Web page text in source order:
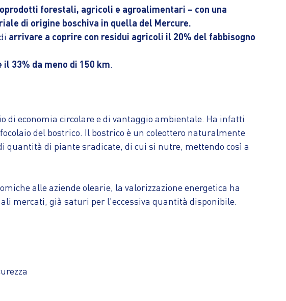
forestali, agricoli e agroalimentari – con una
di origine boschiva in quella del Mercure.
arrivare a coprire con residui agricoli il 20% del fabbisogno
33% da meno di 150 km.
di economia circolare e di vantaggio ambientale. Ha infatti
del bostrico. Il bostrico è un coleottero naturalmente
quantità di piante sradicate, di cui si nutre, mettendo così a
alle aziende olearie, la valorizzazione energetica ha
mercati, già saturi per l'eccessiva quantità disponibile.